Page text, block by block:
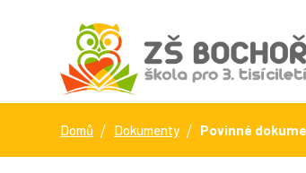
Domů Dokumenty Povinné